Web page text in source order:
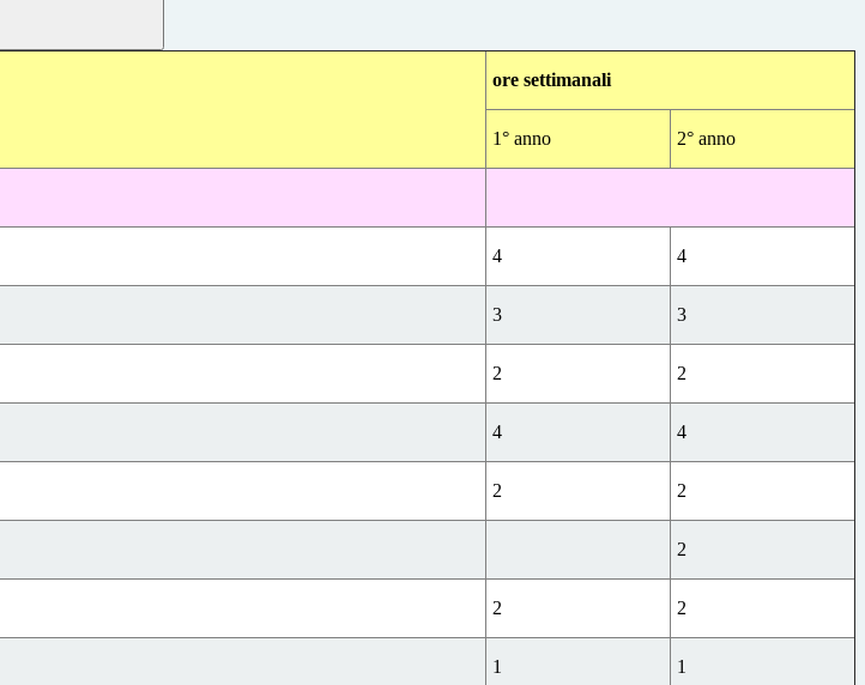
ore settimanali
1° anno 2° anno
4 4
3 3
2 2
4 4
2 2
2
2 2
1 1